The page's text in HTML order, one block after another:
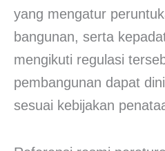
yang mengatur
bangunan, serta
mengikuti regulasi
pembangunan dapat
sesuai kebijakan